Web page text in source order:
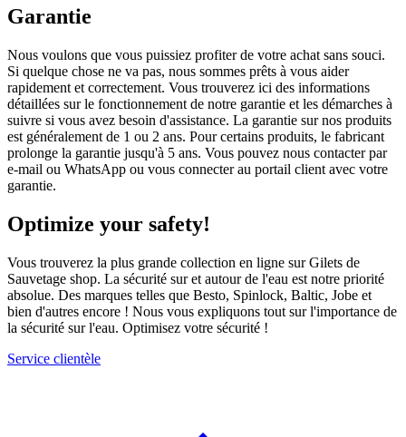
Garantie
Nous voulons que vous puissiez profiter de votre achat sans souci.
Si quelque chose ne va pas, nous sommes prêts à vous aider
rapidement et correctement. Vous trouverez ici des informations
détaillées sur le fonctionnement de notre garantie et les démarches à
suivre si vous avez besoin d'assistance. La garantie sur nos produits
est généralement de 1 ou 2 ans. Pour certains produits, le fabricant
prolonge la garantie jusqu'à 5 ans. Vous pouvez nous contacter par
e-mail ou WhatsApp ou vous connecter au portail client avec votre
garantie.
Optimize your safety!
Vous trouverez la plus grande collection en ligne sur Gilets de
Sauvetage shop. La sécurité sur et autour de l'eau est notre priorité
absolue. Des marques telles que Besto, Spinlock, Baltic, Jobe et
bien d'autres encore ! Nous vous expliquons tout sur l'importance de
la sécurité sur l'eau. Optimisez votre sécurité !
Service clientèle